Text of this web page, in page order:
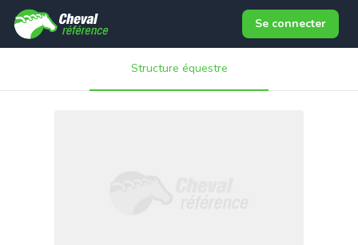
Se connecter
Structure équestre